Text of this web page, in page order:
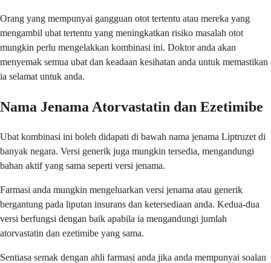
Orang yang mempunyai gangguan otot tertentu atau mereka yang
mengambil ubat tertentu yang meningkatkan risiko masalah otot
mungkin perlu mengelakkan kombinasi ini. Doktor anda akan
menyemak semua ubat dan keadaan kesihatan anda untuk memastikan
ia selamat untuk anda.
Nama Jenama Atorvastatin dan Ezetimibe
Ubat kombinasi ini boleh didapati di bawah nama jenama Liptruzet di
banyak negara. Versi generik juga mungkin tersedia, mengandungi
bahan aktif yang sama seperti versi jenama.
Farmasi anda mungkin mengeluarkan versi jenama atau generik
bergantung pada liputan insurans dan ketersediaan anda. Kedua-dua
versi berfungsi dengan baik apabila ia mengandungi jumlah
atorvastatin dan ezetimibe yang sama.
Sentiasa semak dengan ahli farmasi anda jika anda mempunyai soalan